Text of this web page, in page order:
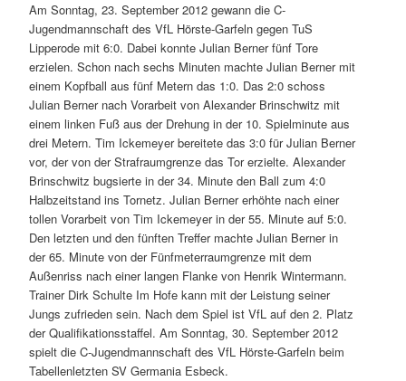
Am Sonntag, 23. September 2012 gewann die C-
Jugendmannschaft des VfL Hörste-Garfeln gegen TuS
Lipperode mit 6:0. Dabei konnte Julian Berner fünf Tore
erzielen. Schon nach sechs Minuten machte Julian Berner mit
einem Kopfball aus fünf Metern das 1:0. Das 2:0 schoss
Julian Berner nach Vorarbeit von Alexander Brinschwitz mit
einem linken Fuß aus der Drehung in der 10. Spielminute aus
drei Metern. Tim Ickemeyer bereitete das 3:0 für Julian Berner
vor, der von der Strafraumgrenze das Tor erzielte. Alexander
Brinschwitz bugsierte in der 34. Minute den Ball zum 4:0
Halbzeitstand ins Tornetz. Julian Berner erhöhte nach einer
tollen Vorarbeit von Tim Ickemeyer in der 55. Minute auf 5:0.
Den letzten und den fünften Treffer machte Julian Berner in
der 65. Minute von der Fünfmeterraumgrenze mit dem
Außenriss nach einer langen Flanke von Henrik Wintermann.
Trainer Dirk Schulte Im Hofe kann mit der Leistung seiner
Jungs zufrieden sein. Nach dem Spiel ist VfL auf den 2. Platz
der Qualifikationsstaffel. Am Sonntag, 30. September 2012
spielt die C-Jugendmannschaft des VfL Hörste-Garfeln beim
Tabellenletzten SV Germania Esbeck.